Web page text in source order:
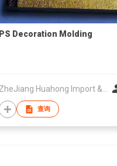
PS Decoration Molding
ZheJiang Huahong Import & Export Trade Co Ltd
查询